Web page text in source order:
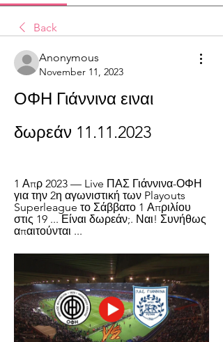
Back
Anonymous
November 11, 2023
ΟΦΗ Γιάννινα ειναι
δωρεάν 11.11.2023
1 Απρ 2023 — Live ΠΑΣ Γιάννινα-ΟΦΗ
για την 2η αγωνιστική των Playouts
Superleague το Σάββατο 1 Απριλίου
στις 19 ... Είναι δωρεάν;. Ναι! Συνήθως
απαιτούνται ...